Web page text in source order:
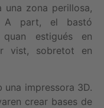
una zona perillosa,
part, el bastó
estigués en
vist, sobretot en
impressora 3D.
crear bases de